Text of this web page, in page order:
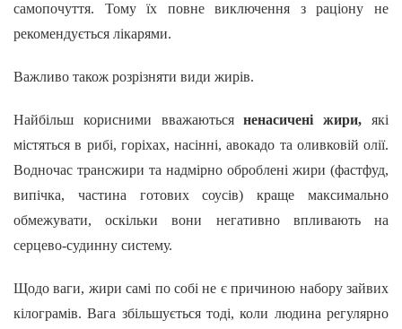
самопочуття. Тому їх повне виключення з раціону не
рекомендується лікарями.
Важливо також розрізняти види жирів.
Найбільш корисними вважаютьсяненасичені жири, які
містяться в рибі, горіхах, насінні, авокадо та оливковій олії.
Водночас трансжири та надмірно оброблені жири (фастфуд,
випічка, частина готових соусів) краще максимально
обмежувати, оскільки вони негативно впливають на
серцево-судинну систему.
Щодо ваги, жири самі по собі не є причиною набору зайвих
кілограмів. Вага збільшується тоді, коли людина регулярно